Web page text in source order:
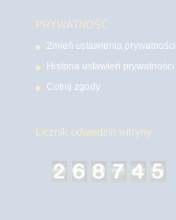
PRYWATNOŚĆ
Zmień ustawienia prywatności
Historia ustawień prywatności
Cofnij zgody
Licznik odwiedzin witryny